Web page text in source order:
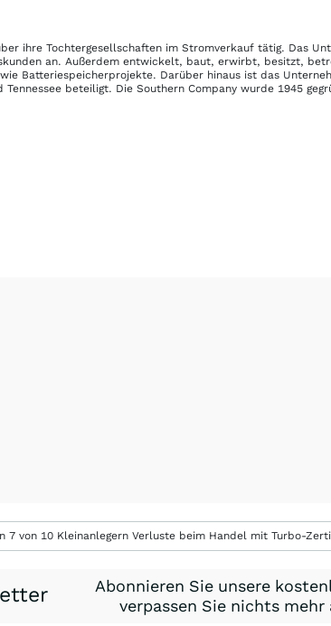
ihre Tochtergesellschaften im Stromverkauf tätig. Das
an. Außerdem entwickelt, baut, erwirbt, besitzt,
Batteriespeicherprojekte. Darüber hinaus ist das
Tennessee beteiligt. Die Southern Company wurde 1945
7 von 10 Kleinanlegern Verluste beim Handel mit Turbo-
Abonnieren Sie unsere
verpassen Sie nichts mehr